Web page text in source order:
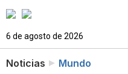
6 de agosto de 2026
Noticias Mundo